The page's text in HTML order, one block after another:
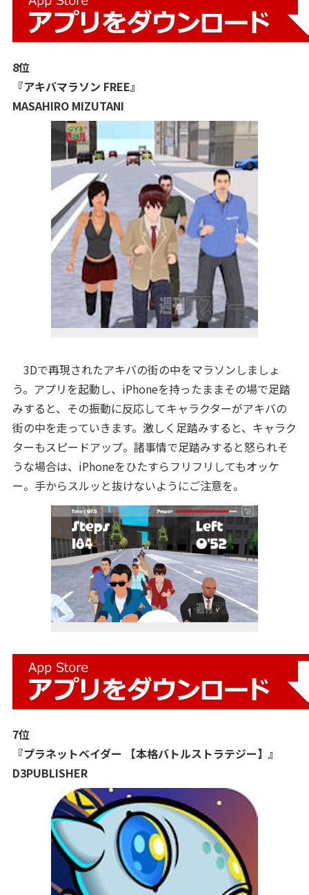
8位
『アキバマラソン FREE』
MASAHIRO MIZUTANI
3Dで再現されたアキバの街の中をマラソンしましょ
う。アプリを起動し、iPhoneを持ったままその場で足踏
みすると、その振動に反応してキャラクターがアキバの
街の中を走っていきます。激しく足踏みすると、キャラク
ターもスピードアップ。諸事情で足踏みすると怒られそ
うな場合は、iPhoneをひたすらフリフリしてもオッケ
ー。手からスルッと抜けないようにご注意を。
7位
『プラネットベイダー 【本格バトルストラテジー】』
D3PUBLISHER